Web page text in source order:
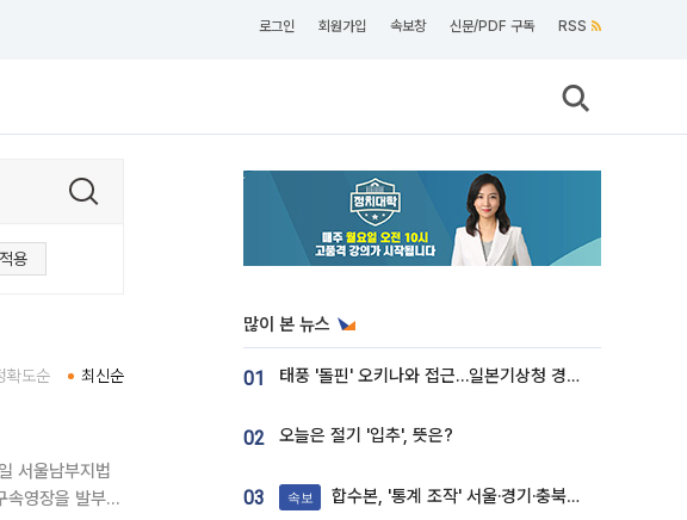
로그인 회원가입 속보창 신문/PDF 구독 RSS
적용
최신순
확도순
속영장을 발부했
많이 본 뉴스
01 태풍 '돌핀' 오키나와 접근…일본기상청 경로 업데이트
02 오늘은 절기 '입추', 뜻은?
03 속보 합수본, '통계 조작' 서울·경기·충북 선관위 등 추가 압수수색